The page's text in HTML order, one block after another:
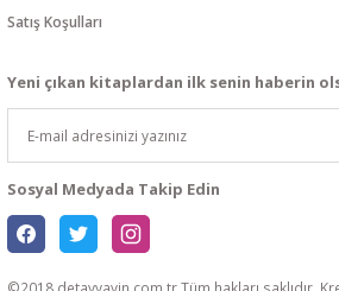
Satış Koşulları
Yeni çıkan kitaplardan ilk senin haberin
Sosyal Medyada Takip Edin